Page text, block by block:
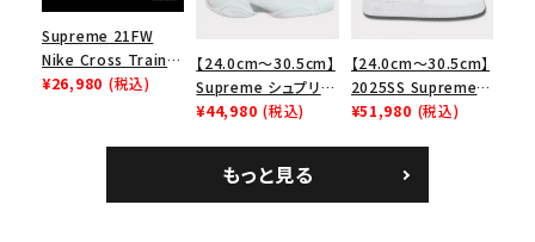
search
人気ワード 2026SS 2025AW 2025SS
Tシャツ・ロングスリーブ
キャップ・ハット
パーカー・クルーネック
ショルダー・ウエストバッグ
ボックスロゴ ブラックスウェット
Supreme 21FW
Nike Cross Trainer
Low ナイキクロスト
¥26,980 (税込)
【24.0cm～30.5cm】
Supreme シュプリー
ム 2023AW Nike
カー ホワイト 白
¥44,980 (税込)
【24.0cm～30.5cm】
2025SS Supreme
GOODENOUGH
ムグッドイナフ ナイキ
エアフォース１スニー
¥51,980 (税込)
もっと見る